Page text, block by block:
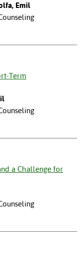
Emil
Term
a Challenge for